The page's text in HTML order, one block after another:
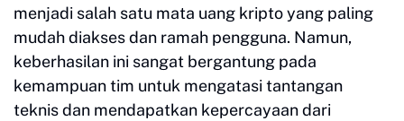
menjadi salah satu mata uang kripto yang paling
mudah diakses dan ramah pengguna. Namun,
keberhasilan ini sangat bergantung pada
kemampuan tim untuk mengatasi tantangan
teknis dan mendapatkan kepercayaan dari